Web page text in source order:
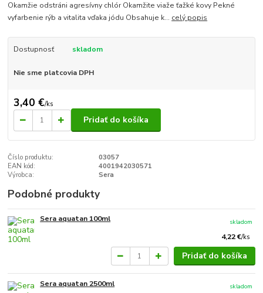
Okamžie odstráni agresívny chlór Okamžite viaže ťažké kovy Pekné
vyfarbenie rýb a vitalita vďaka jódu Obsahuje k... celý popis
Dostupnosť skladom
Nie sme platcovia DPH
3,40 €/ks
Pridať do košíka
Číslo produktu:
03057
EAN kód:
4001942030571
Výrobca:
Sera
Podobné produkty
Sera aquatan 100ml
4,22 €/ks
skladom
Pridať do košíka
Sera aquatan 2500ml skladom